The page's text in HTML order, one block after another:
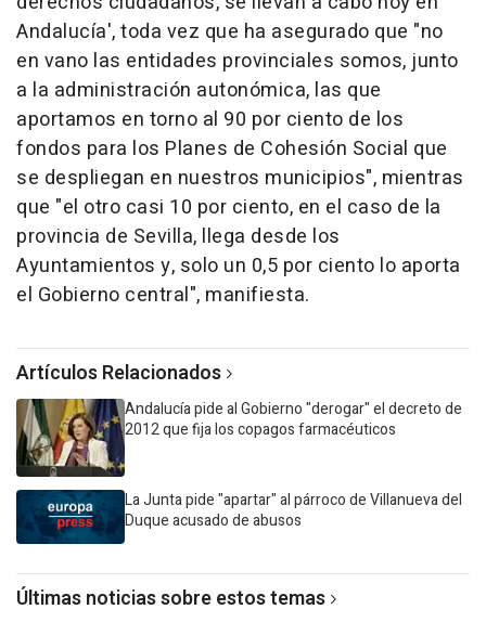
Andalucía', toda vez que ha asegurado que "no
en vano las entidades provinciales somos, junto
a la administración autonómica, las que
aportamos en torno al 90 por ciento de los
fondos para los Planes de Cohesión Social que
se despliegan en nuestros municipios", mientras
que "el otro casi 10 por ciento, en el caso de la
provincia de Sevilla, llega desde los
Ayuntamientos y, solo un 0,5 por ciento lo aporta
el Gobierno central", manifiesta.
Artículos Relacionados
Andalucía pide al Gobierno "derogar" el decreto de
2012 que fija los copagos farmacéuticos
La Junta pide "apartar" al párroco de Villanueva del
Duque acusado de abusos
Últimas noticias sobre estos temas